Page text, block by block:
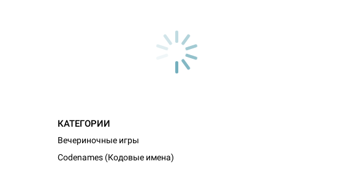
КАТЕГОРИИ
Вечериночные игры
Codenames (Кодовые имена)